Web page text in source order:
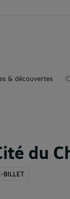
& découvertes
du
BILLET